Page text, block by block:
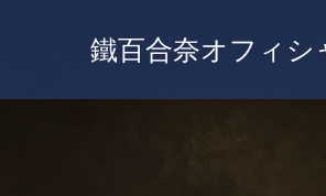
鐵百合奈オフィシ